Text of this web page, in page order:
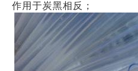
作用于炭黑相反；